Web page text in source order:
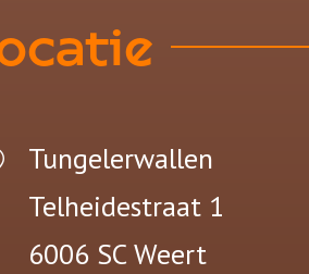
Tungelerwallen
Telheidestraat 1
6006 SC Weert